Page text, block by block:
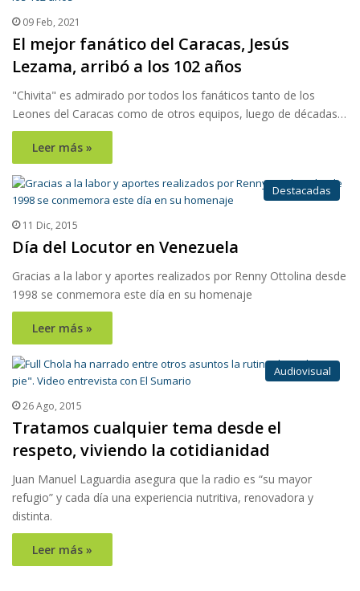
09 Feb, 2021
El mejor fanático del Caracas, Jesús
Lezama, arribó a los 102 años
"Chivita" es admirado por todos los fanáticos tanto de los
Leones del Caracas como de otros equipos, luego de décadas…
Leer más »
Destacadas
11 Dic, 2015
Día del Locutor en Venezuela
Gracias a la labor y aportes realizados por Renny Ottolina desde
1998 se conmemora este día en su homenaje
Leer más »
Audiovisual
26 Ago, 2015
Tratamos cualquier tema desde el
respeto, viviendo la cotidianidad
Juan Manuel Laguardia asegura que la radio es “su mayor
refugio” y cada día una experiencia nutritiva, renovadora y
distinta.
Leer más »